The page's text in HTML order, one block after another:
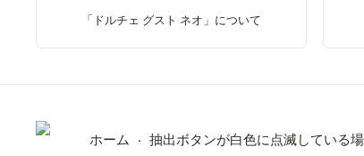
「ドルチェ グスト ネオ」について
ホーム 抽出ボタンが白色に点滅している